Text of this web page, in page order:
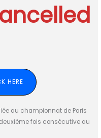
HERE
au championnat de Paris
fois consécutive au